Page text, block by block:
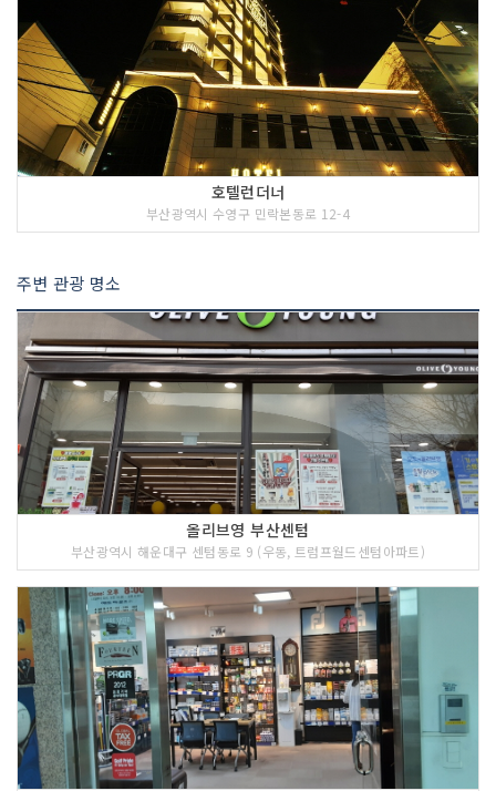
호텔런더너
부산광역시 수영구 민락본동로 12-4
주변 관광 명소
올리브영 부산센텀
부산광역시 해운대구 센텀동로 9 (우동, 트럼프월드센텀아파트)